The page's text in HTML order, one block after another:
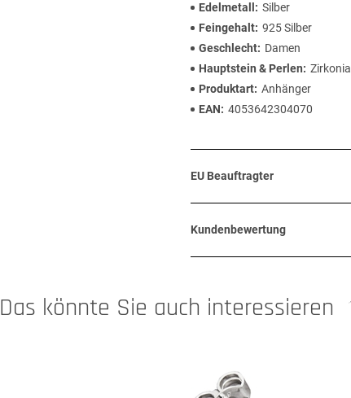
Edelmetall
Silber
Feingehalt 925 Silber
Geschlecht
Damen
Hauptstein & Perlen
Zirkonia
Produktart Anhänger
EAN
4053642304070
EU Beauftragter
Kundenbewertung
Das könnte Sie auch interessieren